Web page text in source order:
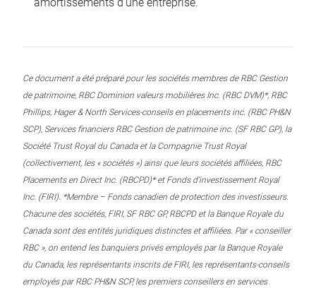
Ce document a été préparé pour les sociétés membres de RBC Gestion
de patrimoine, RBC Dominion valeurs mobilières Inc. (RBC DVM)*, RBC
Phillips, Hager & North Services-conseils en placements inc. (RBC PH&N
SCP), Services financiers RBC Gestion de patrimoine inc. (SF RBC GP), la
Société Trust Royal du Canada et la Compagnie Trust Royal
(collectivement, les « sociétés ») ainsi que leurs sociétés affiliées, RBC
Placements en Direct Inc. (RBCPD)* et Fonds d’investissement Royal
Inc. (FIRI). *Membre – Fonds canadien de protection des investisseurs.
Chacune des sociétés, FIRI, SF RBC GP, RBCPD et la Banque Royale du
Canada sont des entités juridiques distinctes et affiliées. Par « conseiller
RBC », on entend les banquiers privés employés par la Banque Royale
du Canada, les représentants inscrits de FIRI, les représentants-conseils
employés par RBC PH&N SCP, les premiers conseillers en services